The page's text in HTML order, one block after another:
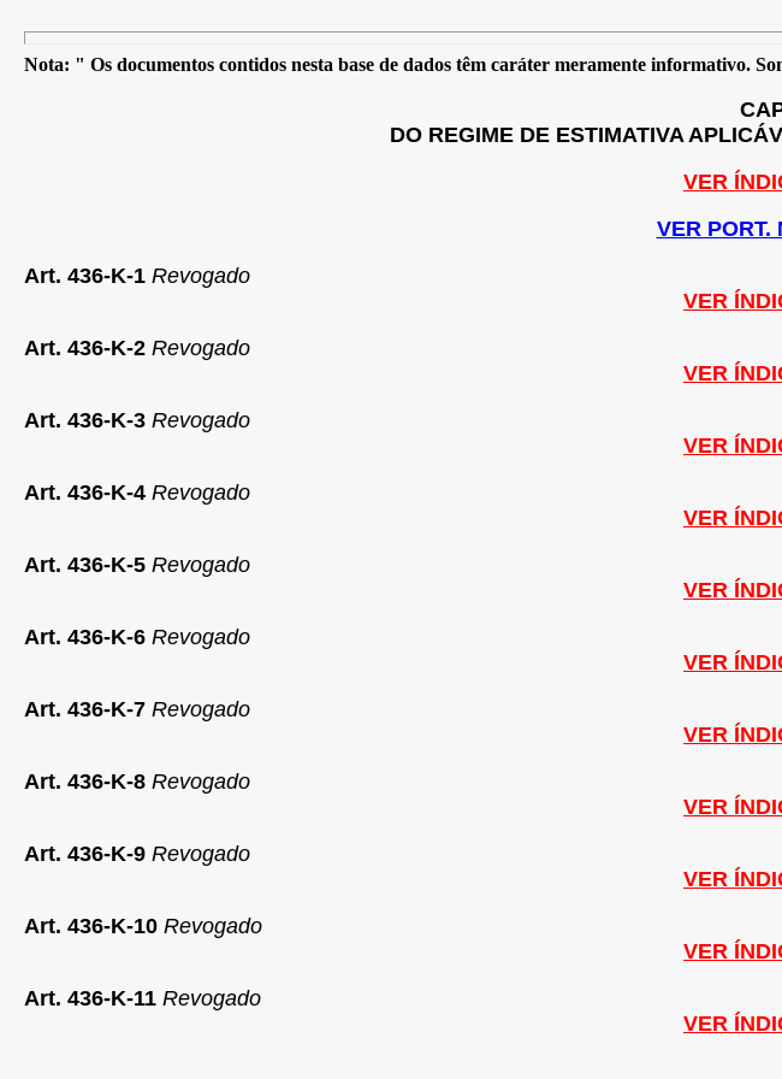
Nota: " Os documentos contidos nesta base de dados têm caráter meramente informativo.
DO REGIME DE ESTIMATIVA
VER
VER PORT.
Art. 436-K-1 Revogado
VER
Art. 436-K-2 Revogado
VER
Art. 436-K-3 Revogado
VER
Art. 436-K-4 Revogado
VER
Art. 436-K-5 Revogado
VER
Art. 436-K-6 Revogado
VER
Art. 436-K-7 Revogado
VER
Art. 436-K-8 Revogado
VER
Art. 436-K-9 Revogado
VER
Art. 436-K-10 Revogado
VER
Art. 436-K-11 Revogado
VER